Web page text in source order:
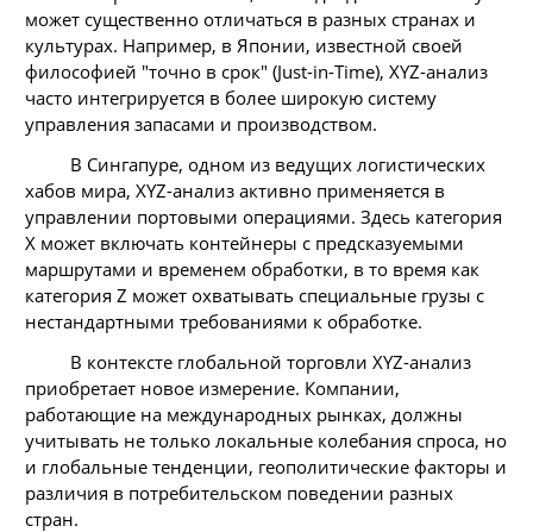
может существенно отличаться в разных странах и
культурах. Например, в Японии, известной своей
философией "точно в срок" (Just-in-Time), XYZ-анализ
часто интегрируется в более широкую систему
управления запасами и производством.
В Сингапуре, одном из ведущих логистических
хабов мира, XYZ-анализ активно применяется в
управлении портовыми операциями. Здесь категория
X может включать контейнеры с предсказуемыми
маршрутами и временем обработки, в то время как
категория Z может охватывать специальные грузы с
нестандартными требованиями к обработке.
В контексте глобальной торговли XYZ-анализ
приобретает новое измерение. Компании,
работающие на международных рынках, должны
учитывать не только локальные колебания спроса, но
и глобальные тенденции, геополитические факторы и
различия в потребительском поведении разных
стран.